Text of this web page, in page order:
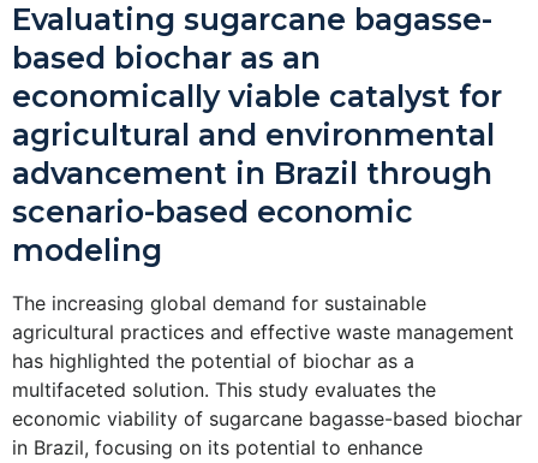
Evaluating sugarcane bagasse-
based biochar as an
economically viable catalyst for
agricultural and environmental
advancement in Brazil through
scenario-based economic
modeling
The increasing global demand for sustainable
agricultural practices and effective waste management
has highlighted the potential of biochar as a
multifaceted solution. This study evaluates the
economic viability of sugarcane bagasse-based biochar
in Brazil, focusing on its potential to enhance